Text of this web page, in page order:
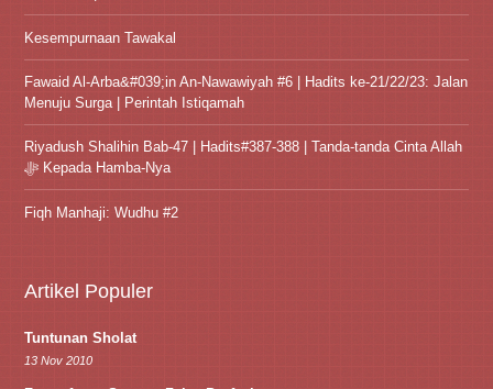
Kesempurnaan Tawakal
Fawaid Al-Arba&#039;in An-Nawawiyah #6 | Hadits ke-21/22/23: Jalan
Menuju Surga | Perintah Istiqamah
Riyadush Shalihin Bab-47 | Hadits#387-388 | Tanda-tanda Cinta Allah
ﷻ Kepada Hamba-Nya
Fiqh Manhaji: Wudhu #2
Artikel Populer
Tuntunan Sholat
13 Nov 2010